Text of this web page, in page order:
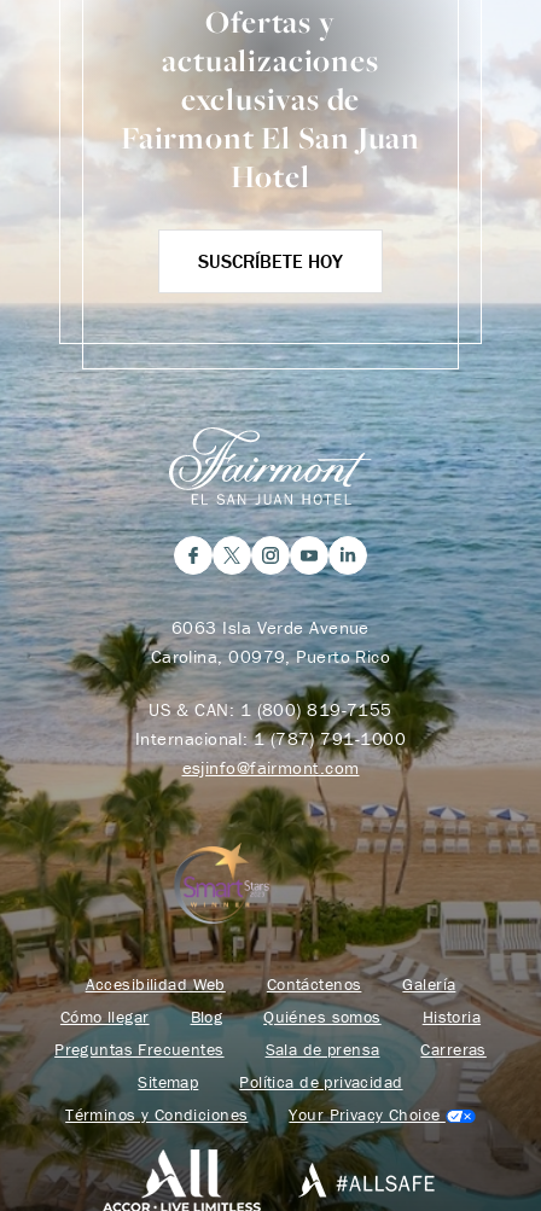
Ofertas y
actualizaciones
exclusivas de
Fairmont El San Juan
Hotel
SUSCRÍBETE HOY
6063 Isla Verde Avenue
Carolina, 00979, Puerto Rico
US & CAN: 1 (800) 819-7155
Internacional:1 (787) 791-1000
esjinfo@fairmont.com
Accesibilidad Web Contáctenos
Galería
Cómo llegar
Blog Quiénes somos
Historia
Preguntas Frecuentes
Sala de prensa
Carreras
Sitemap
Política de privacidad
Términos y Condiciones
Your Privacy Choice